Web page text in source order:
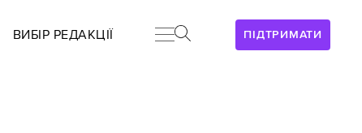
ПІДТРИМАТИ
ВИБІР РЕДАКЦІЇ